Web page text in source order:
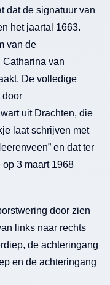
dat de signatuur van
het jaartal 1663.
van de
Catharina van
De volledige
door
uit Drachten, die
laat schrijven met
en dat ter
3 maart 1968
door zien
links naar rechts
de achteringang
en de achteringang